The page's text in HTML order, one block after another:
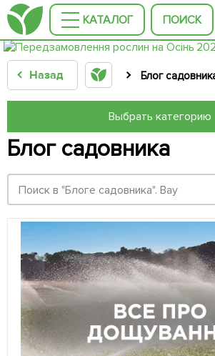
КАТАЛОГ ПОИСК
Назад Блог
Выбрать категорию
Блог садовника